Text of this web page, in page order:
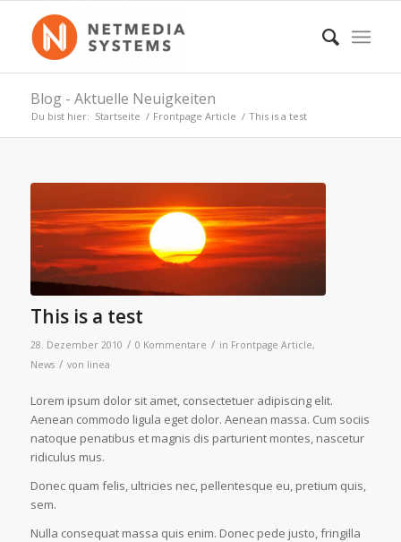
Blog - Aktuelle Neuigkeiten
Du bist hier: Startseite / Frontpage Article / This is a test
This is a test
28. Dezember 2010 / 0 Kommentare / in Frontpage Article,
News / von linea
Lorem ipsum dolor sit amet, consectetuer adipiscing elit.
Aenean commodo ligula eget dolor. Aenean massa. Cum sociis
natoque penatibus et magnis dis parturient montes, nascetur
ridiculus mus.
Donec quam felis, ultricies nec, pellentesque eu, pretium quis,
sem.
Nulla consequat massa quis enim. Donec pede justo, fringilla